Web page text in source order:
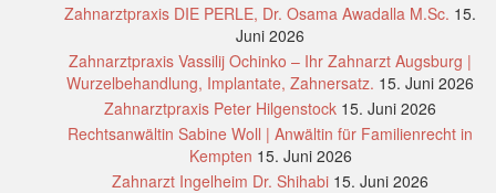
Zahnarztpraxis DIE PERLE, Dr. Osama Awadalla M.Sc. 15.
Juni 2026
Zahnarztpraxis Vassilij Ochinko – Ihr Zahnarzt Augsburg |
Wurzelbehandlung, Implantate, Zahnersatz. 15. Juni 2026
Zahnarztpraxis Peter Hilgenstock 15. Juni 2026
Rechtsanwältin Sabine Woll | Anwältin für Familienrecht in
Kempten 15. Juni 2026
Zahnarzt Ingelheim Dr. Shihabi 15. Juni 2026